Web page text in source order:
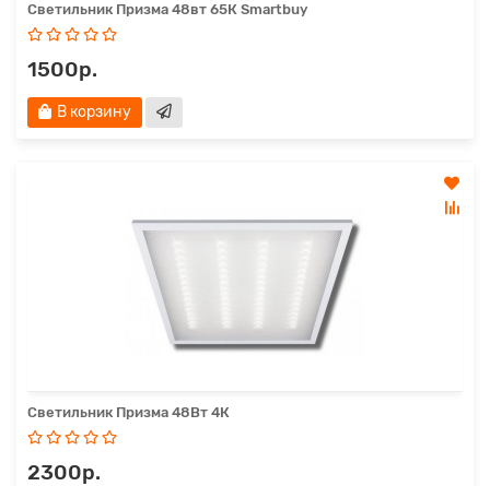
Светильник Призма 48вт 65К Smartbuy
1500р.
В корзину
Светильник Призма 48Вт 4К
2300р.